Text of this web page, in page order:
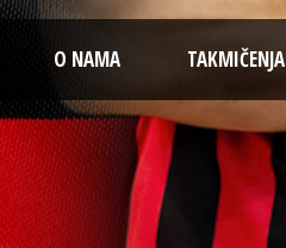
O NAMA TAKMIČENJA